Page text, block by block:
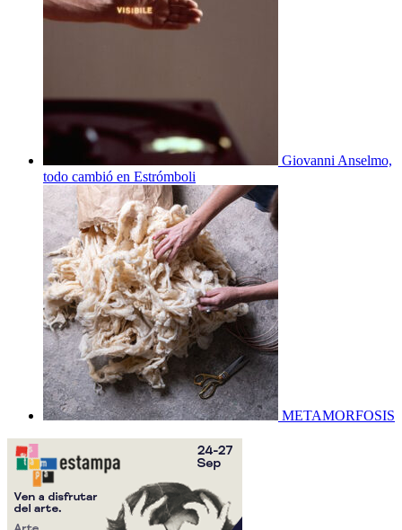
Giovanni Anselmo,
todo cambió en Estrómboli
METAMORFOSIS